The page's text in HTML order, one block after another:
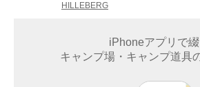
HILLEBERG
iPhoneアプリで綴
キャンプ場・キャンプ道具